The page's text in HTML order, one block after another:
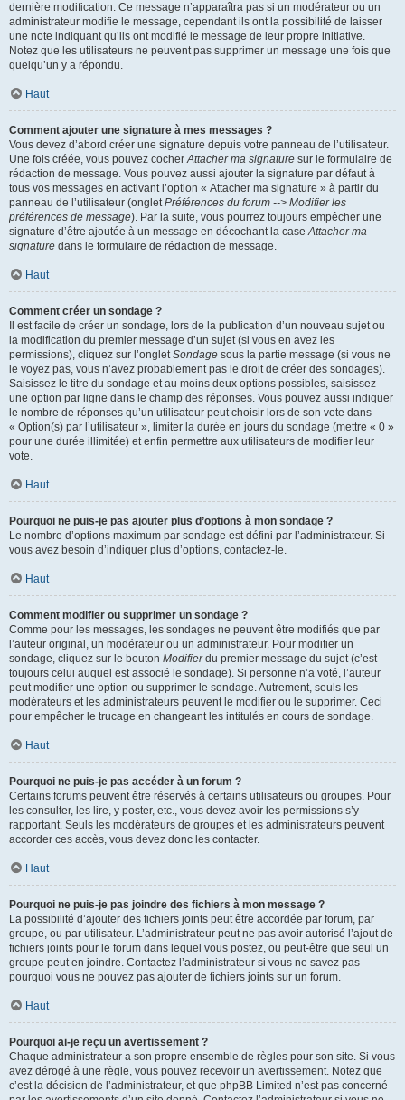
dernière modification. Ce message n’apparaîtra pas si un modérateur ou un
administrateur modifie le message, cependant ils ont la possibilité de laisser
une note indiquant qu’ils ont modifié le message de leur propre initiative.
Notez que les utilisateurs ne peuvent pas supprimer un message une fois que
quelqu’un y a répondu.
Haut
Comment ajouter une signature à mes messages ?
Vous devez d’abord créer une signature depuis votre panneau de l’utilisateur.
Une fois créée, vous pouvez cocherAttacher ma signature sur le formulaire de
rédaction de message. Vous pouvez aussi ajouter la signature par défaut à
tous vos messages en activant l’option « Attacher ma signature » à partir du
panneau de l’utilisateur (ongletPréférences du forum --> Modifier les
préférences de message). Par la suite, vous pourrez toujours empêcher une
signature d’être ajoutée à un message en décochant la caseAttacher ma
signature dans le formulaire de rédaction de message.
Haut
Comment créer un sondage ?
Il est facile de créer un sondage, lors de la publication d’un nouveau sujet ou
la modification du premier message d’un sujet (si vous en avez les
permissions), cliquez sur l’ongletSondage sous la partie message (si vous ne
le voyez pas, vous n’avez probablement pas le droit de créer des sondages).
Saisissez le titre du sondage et au moins deux options possibles, saisissez
une option par ligne dans le champ des réponses. Vous pouvez aussi indiquer
le nombre de réponses qu’un utilisateur peut choisir lors de son vote dans
« Option(s) par l’utilisateur », limiter la durée en jours du sondage (mettre « 0 »
pour une durée illimitée) et enfin permettre aux utilisateurs de modifier leur
vote.
Haut
Pourquoi ne puis-je pas ajouter plus d’options à mon sondage ?
Le nombre d’options maximum par sondage est défini par l’administrateur. Si
vous avez besoin d’indiquer plus d’options, contactez-le.
Haut
Comment modifier ou supprimer un sondage ?
Comme pour les messages, les sondages ne peuvent être modifiés que par
l’auteur original, un modérateur ou un administrateur. Pour modifier un
sondage, cliquez sur le bouton Modifierdu premier message du sujet (c’est
toujours celui auquel est associé le sondage). Si personne n’a voté, l’auteur
peut modifier une option ou supprimer le sondage. Autrement, seuls les
modérateurs et les administrateurs peuvent le modifier ou le supprimer. Ceci
pour empêcher le trucage en changeant les intitulés en cours de sondage.
Haut
Pourquoi ne puis-je pas accéder à un forum ?
Certains forums peuvent être réservés à certains utilisateurs ou groupes. Pour
les consulter, les lire, y poster, etc., vous devez avoir les permissions s’y
rapportant. Seuls les modérateurs de groupes et les administrateurs peuvent
accorder ces accès, vous devez donc les contacter.
Haut
Pourquoi ne puis-je pas joindre des fichiers à mon message ?
La possibilité d’ajouter des fichiers joints peut être accordée par forum, par
groupe, ou par utilisateur. L’administrateur peut ne pas avoir autorisé l’ajout de
fichiers joints pour le forum dans lequel vous postez, ou peut-être que seul un
groupe peut en joindre. Contactez l’administrateur si vous ne savez pas
pourquoi vous ne pouvez pas ajouter de fichiers joints sur un forum.
Haut
Pourquoi ai-je reçu un avertissement ?
Chaque administrateur a son propre ensemble de règles pour son site. Si vous
avez dérogé à une règle, vous pouvez recevoir un avertissement. Notez que
c’est la décision de l’administrateur, et que phpBB Limited n’est pas concerné